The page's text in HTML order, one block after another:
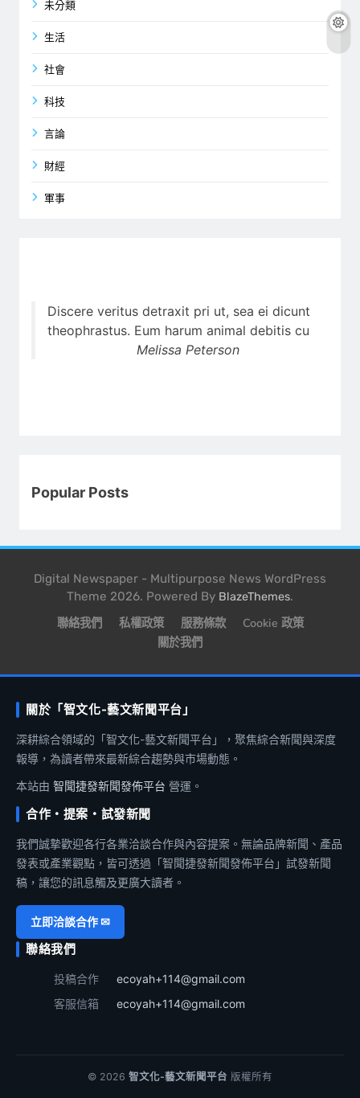
未分類
生活
社會
科技
言論
財經
軍事
Discere veritus detraxit pri ut, sea ei dicunt
theophrastus. Eum harum animal debitis cu
Melissa Peterson
Popular Posts
Digital Newspaper - Multipurpose News WordPress
Theme 2026. Powered By BlazeThemes.
聯絡我們 私權政策 服務條款
Cookie 政策
關於我們
關於「智文化-藝文新聞平台」
深耕綜合領域的「智文化-藝文新聞平台」，聚焦綜合新聞與深度
報導，為讀者帶來最新綜合趨勢與市場動態。
本站由 智聞捷發新聞發佈平台 營運。
合作・提案・試發新聞
我們誠摯歡迎各行各業洽談合作與內容提案。無論品牌新聞、產品
發表或產業觀點，皆可透過「智聞捷發新聞發佈平台」試發新聞
稿，讓您的訊息觸及更廣大讀者。
立即洽談合作 ✉
聯絡我們
投稿合作
ecoyah+114@gmail.com
客服信箱
ecoyah+114@gmail.com
© 2026 智文化-藝文新聞平台 版權所有